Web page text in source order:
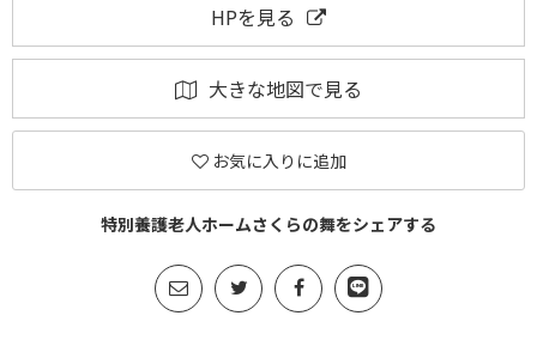
HPを見る
大きな地図で見る
お気に入りに追加
特別養護老人ホームさくらの舞をシェアする